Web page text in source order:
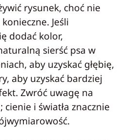
rysunek, choć nie
Jeśli
dodać kolor,
sierść psa w
aby uzyskać głębię,
aby uzyskać bardziej
Zwróć uwagę na
cienie i światła znacznie